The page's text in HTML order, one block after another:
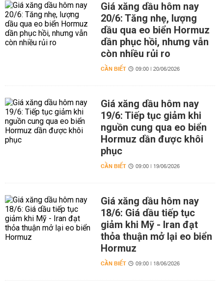
Giá xăng dầu hôm nay
20/6: Tăng nhẹ, lượng
dầu qua eo biển Hormuz
dần phục hồi, nhưng vẫn
còn nhiều rủi ro
CẦN BIẾT 09:00 | 20/06/2026
Giá xăng dầu hôm nay
19/6: Tiếp tục giảm khi
nguồn cung qua eo biển
Hormuz dần được khôi
phục
CẦN BIẾT 09:00 | 19/06/2026
Giá xăng dầu hôm nay
18/6: Giá dầu tiếp tục
giảm khi Mỹ - Iran đạt
thỏa thuận mở lại eo biển
Hormuz
CẦN BIẾT 09:00 | 18/06/2026